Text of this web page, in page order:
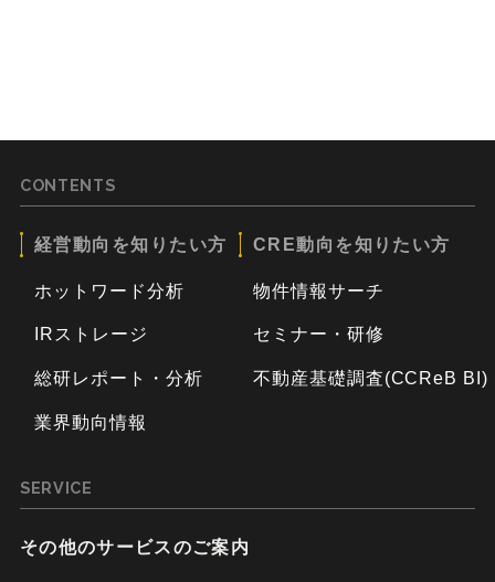
CONTENTS
経営動向を知りたい方
ホットワード分析
IRストレージ
総研レポート・分析
業界動向情報
CRE動向を知りたい方
物件情報サーチ
セミナー・研修
不動産基礎調査(CCReB BI)
SERVICE
その他のサービスのご案内